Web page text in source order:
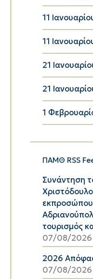
11
11
21
21
1
ΠΑΜΘ RSS
Συνάντηση
τουρισμός
07/08/2026
2026
07/08/2026